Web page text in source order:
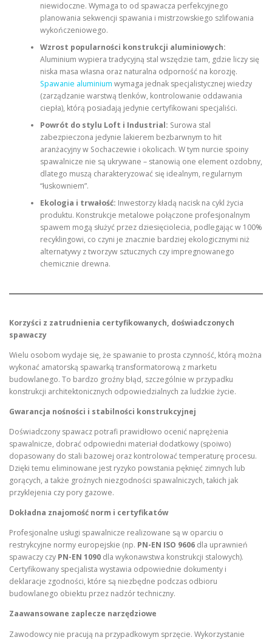
niewidoczne. Wymaga to od spawacza perfekcyjnego
planowania sekwencji spawania i mistrzowskiego szlifowania
wykończeniowego.
Wzrost popularności konstrukcji aluminiowych:
Aluminium wypiera tradycyjną stal wszędzie tam, gdzie liczy się
niska masa własna oraz naturalna odporność na korozję.
Spawanie aluminium wymaga jednak specjalistycznej wiedzy
(zarządzanie warstwą tlenków, kontrolowanie oddawania
ciepła), którą posiadają jedynie certyfikowani specjaliści.
Powrót do stylu Loft i Industrial: Surowa stal
zabezpieczona jedynie lakierem bezbarwnym to hit
aranżacyjny w Sochaczewie i okolicach. W tym nurcie spoiny
spawalnicze nie są ukrywane – stanowią one element ozdobny,
dlatego muszą charakteryzować się idealnym, regularnym
“łuskowniem”.
Ekologia i trwałość: Inwestorzy kładą nacisk na cykl życia
produktu. Konstrukcje metalowe połączone profesjonalnym
spawem mogą służyć przez dziesięciolecia, podlegając w 100%
recyklingowi, co czyni je znacznie bardziej ekologicznymi niż
alternatywy z tworzyw sztucznych czy impregnowanego
chemicznie drewna.
Korzyści z zatrudnienia certyfikowanych, doświadczonych
spawaczy
Wielu osobom wydaje się, że spawanie to prosta czynność, którą można
wykonać amatorską spawarką transformatorową z marketu
budowlanego. To bardzo groźny błąd, szczególnie w przypadku
konstrukcji architektonicznych odpowiedzialnych za ludzkie życie.
Gwarancja nośności i stabilności konstrukcyjnej
Doświadczony spawacz potrafi prawidłowo ocenić naprężenia
spawalnicze, dobrać odpowiedni materiał dodatkowy (spoiwo)
dopasowany do stali bazowej oraz kontrolować temperaturę procesu.
Dzięki temu eliminowane jest ryzyko powstania pęknięć zimnych lub
gorących, a także groźnych niezgodności spawalniczych, takich jak
przyklejenia czy pory gazowe.
Dokładna znajomość norm i certyfikatów
Profesjonalne usługi spawalnicze realizowane są w oparciu o
restrykcyjne normy europejskie (np. PN-EN ISO 9606 dla uprawnień
spawaczy czy PN-EN 1090 dla wykonawstwa konstrukcji stalowych).
Certyfikowany specjalista wystawia odpowiednie dokumenty i
deklaracje zgodności, które są niezbędne podczas odbioru
budowlanego obiektu przez nadzór techniczny.
Zaawansowane zaplecze narzędziowe
Zawodowcy nie pracują na przypadkowym sprzęcie. Wykorzystanie